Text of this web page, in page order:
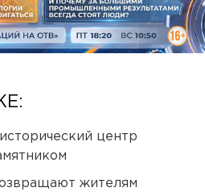
центр
жителям